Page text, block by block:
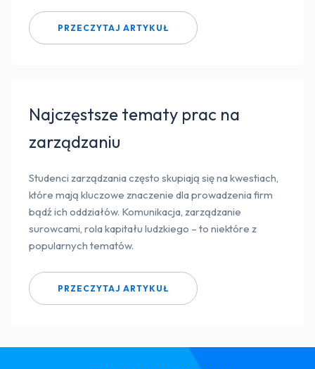
PRZECZYTAJ ARTYKUŁ
Najczęstsze tematy prac na
zarządzaniu
Studenci zarządzania często skupiają się na kwestiach,
które mają kluczowe znaczenie dla prowadzenia firm
bądź ich oddziałów. Komunikacja, zarządzanie
surowcami, rola kapitału ludzkiego – to niektóre z
popularnych tematów.
PRZECZYTAJ ARTYKUŁ